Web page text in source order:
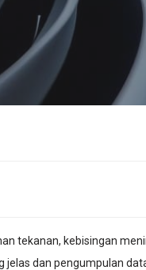
tekanan, kebisingan
jelas dan pengumpulan